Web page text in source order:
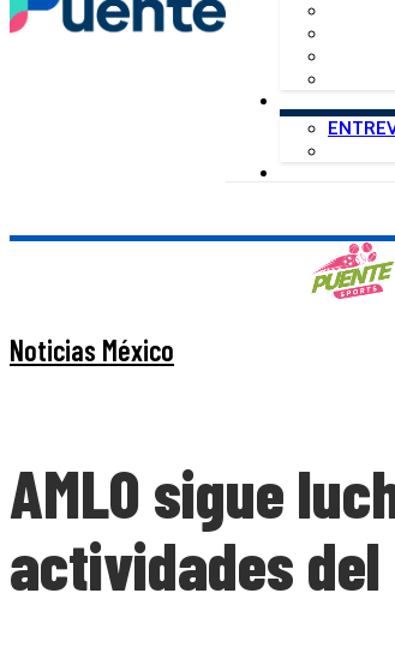
Noticias México
AMLO sigue
actividades